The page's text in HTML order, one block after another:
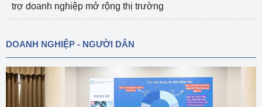
trợ doanh nghiệp mở rộng thị trường
DOANH NGHIỆP - NGƯỜI DÂN